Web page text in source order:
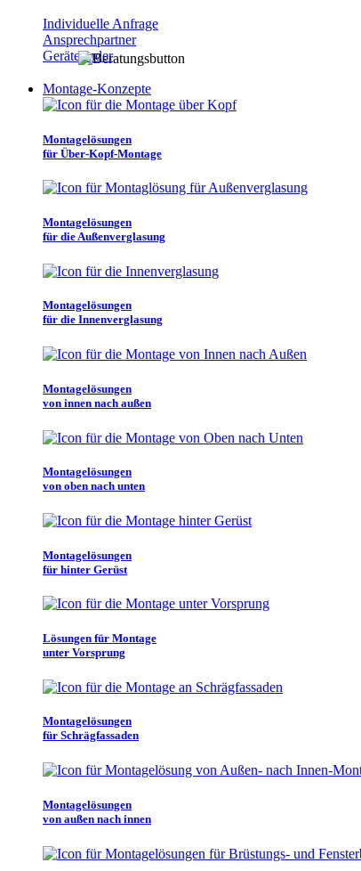
Individuelle Anfrage
Ansprechpartner
Gerätefinder
Montage-Konzepte
Montagelösungen
für Über-Kopf-Montage
Montagelösungen
für die Außenverglasung
Montagelösungen
für die Innenverglasung
Montagelösungen
von innen nach außen
Montagelösungen
von oben nach unten
Montagelösungen
für hinter Gerüst
Lösungen für Montage
unter Vorsprung
Montagelösungen
für Schrägfassaden
Montagelösungen
von außen nach innen